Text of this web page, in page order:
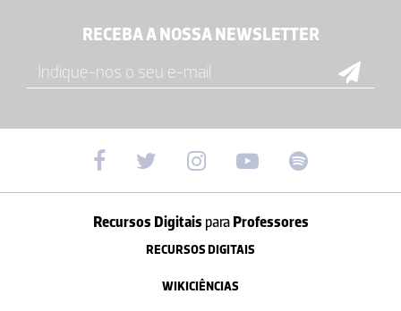
RECEBA A NOSSA NEWSLETTER
Recursos Digitais paraProfessores
RECURSOS DIGITAIS
WIKICIÊNCIAS